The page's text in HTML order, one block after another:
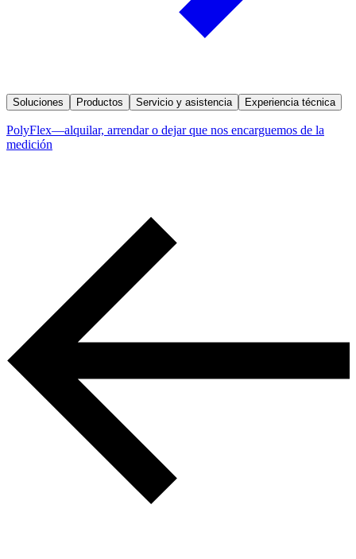
Soluciones Productos Servicio y asistencia Experiencia técnica
PolyFlex—alquilar, arrendar o dejar que nos encarguemos de la
medición